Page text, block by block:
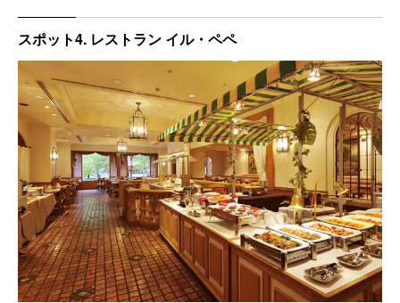
スポット4. レストラン イル・ペペ